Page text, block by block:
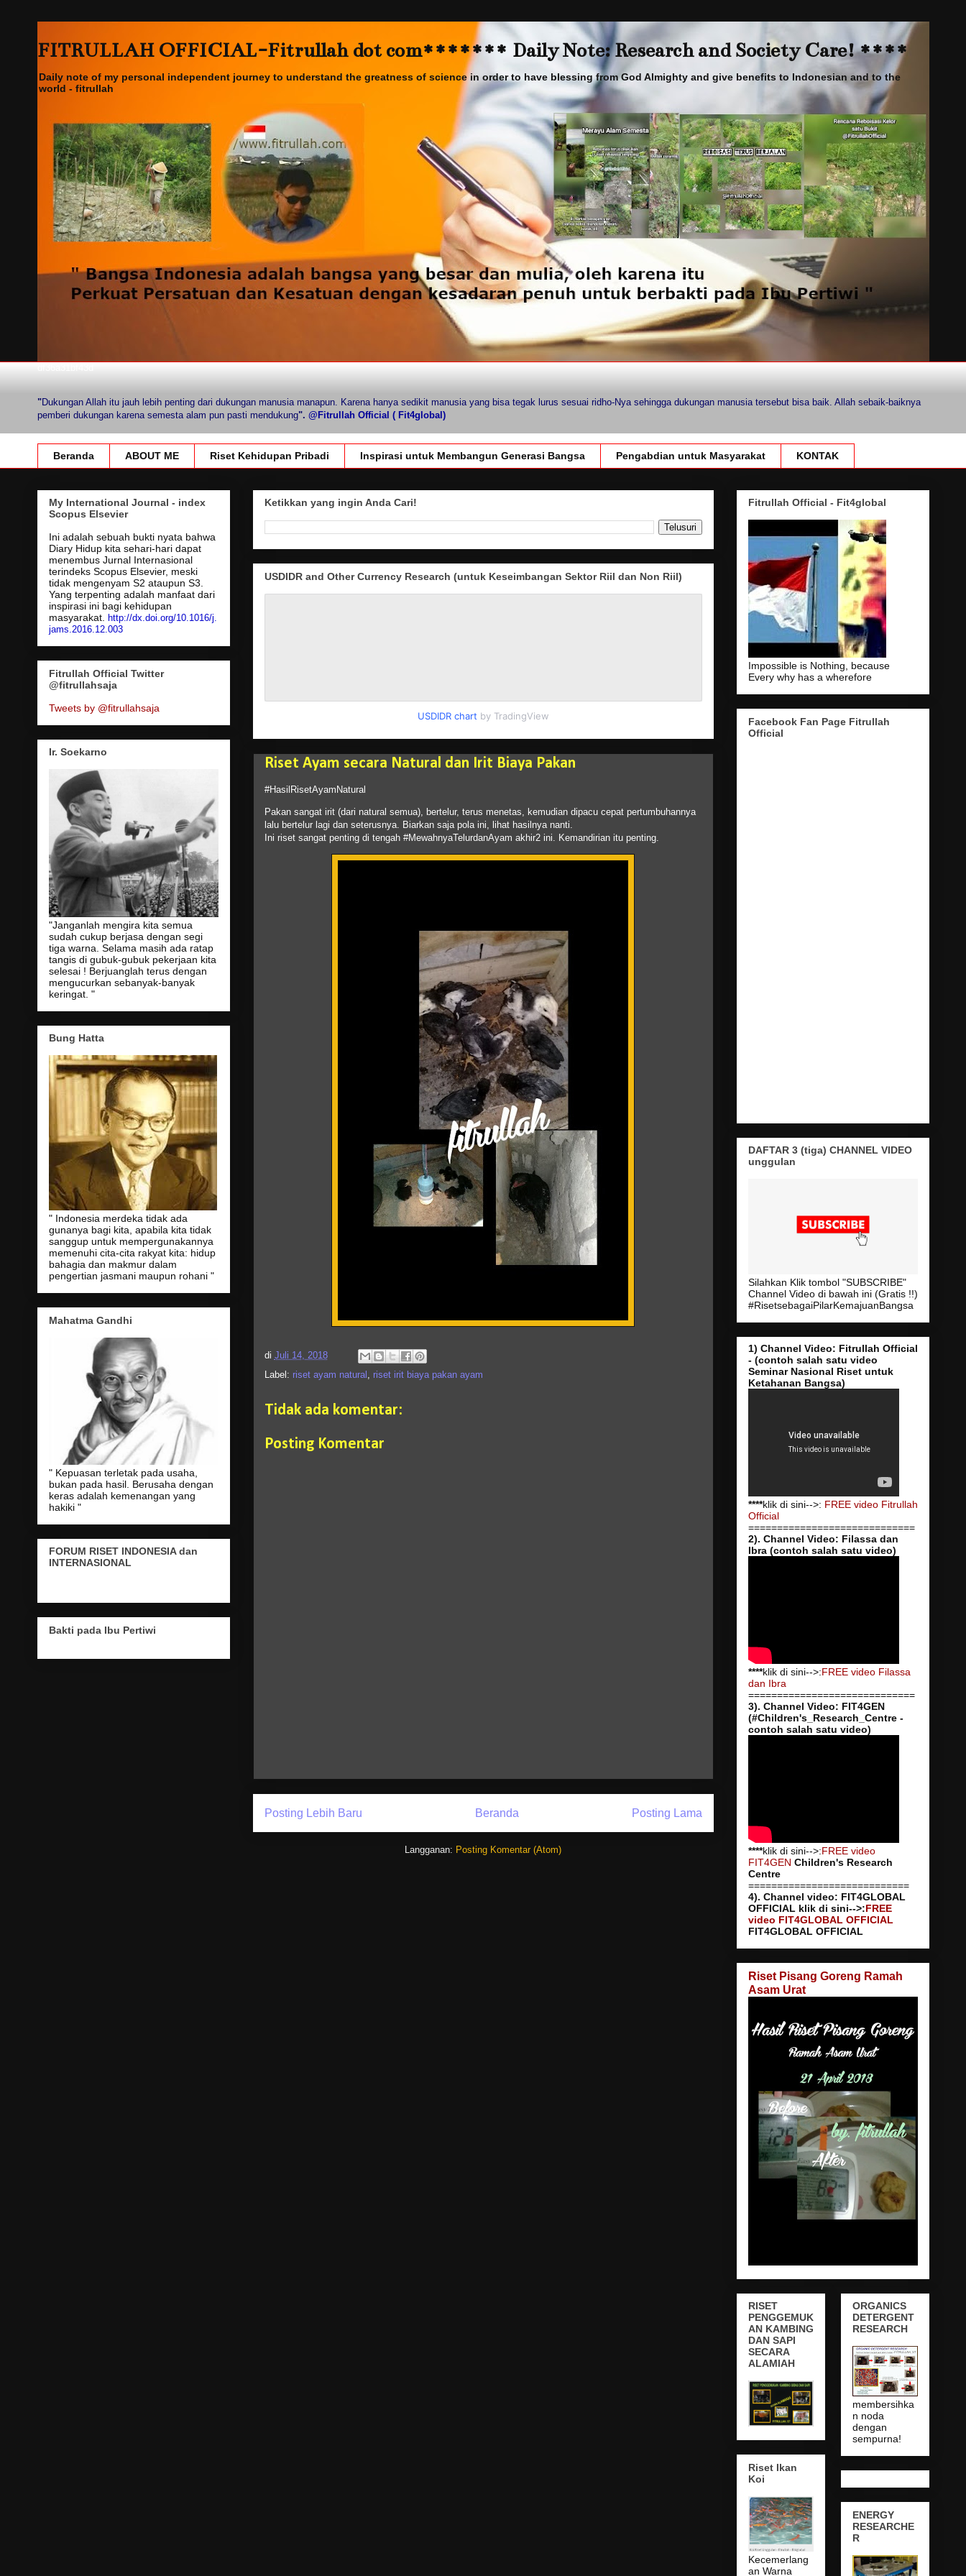
FITRULLAH OFFICIAL-Fitrullah dot com******* Daily Note: Research and Society Care! ****
Daily note of my personal independent journey to understand the greatness of science in order to have blessing from God Almighty and give benefits to Indonesian and to the
world - fitrullah
"Dukungan Allah itu jauh lebih penting dari dukungan manusia manapun. Karena hanya sedikit manusia yang bisa tegak lurus sesuai ridho-Nya sehingga dukungan manusia tersebut bisa baik. Allah sebaik-baiknya
pemberi dukungan karena semesta alam pun pasti mendukung". @Fitrullah Official ( Fit4global)
Beranda ABOUT ME Riset Kehidupan Pribadi Inspirasi untuk Membangun Generasi Bangsa Pengabdian untuk Masyarakat KONTAK
Ketikkan yang ingin Anda Cari!
USDIDR and Other Currency Research (untuk Keseimbangan Sektor Riil dan Non Riil)
USDIDR chart by TradingView
Riset Ayam secara Natural dan Irit Biaya Pakan
#HasilRisetAyamNatural
Pakan sangat irit (dari natural semua), bertelur, terus menetas, kemudian dipacu cepat pertumbuhannya
lalu bertelur lagi dan seterusnya. Biarkan saja pola ini, lihat hasilnya nanti.
Ini riset sangat penting di tengah #MewahnyaTelurdanAyam akhir2 ini. Kemandirian itu penting.
di Juli 14, 2018
Label: riset ayam natural riset irit biaya pakan ayam
Tidak ada komentar:
Posting Komentar
Posting Lebih Baru Posting Lama
Beranda
Langganan: Posting Komentar (Atom)
My International Journal - index
Scopus Elsevier
Ini adalah sebuah bukti nyata bahwa
Diary Hidup kita sehari-hari dapat
menembus Jurnal Internasional
terindeks Scopus Elsevier, meski
tidak mengenyam S2 ataupun S3.
Yang terpenting adalah manfaat dari
inspirasi ini bagi kehidupan
masyarakat.
http://dx.doi.org/10.1016/j.
jams.2016.12.003
Fitrullah Official Twitter
@fitrullahsaja
Tweets by @fitrullahsaja
Ir. Soekarno
"Janganlah mengira kita semua
sudah cukup berjasa dengan segi
tiga warna. Selama masih ada ratap
tangis di gubuk-gubuk pekerjaan kita
selesai ! Berjuanglah terus dengan
mengucurkan sebanyak-banyak
keringat. "
Bung Hatta
" Indonesia merdeka tidak ada
gunanya bagi kita, apabila kita tidak
sanggup untuk mempergunakannya
memenuhi cita-cita rakyat kita: hidup
bahagia dan makmur dalam
pengertian jasmani maupun rohani "
Mahatma Gandhi
" Kepuasan terletak pada usaha,
bukan pada hasil. Berusaha dengan
keras adalah kemenangan yang
hakiki "
FORUM RISET INDONESIA dan
INTERNASIONAL
Bakti pada Ibu Pertiwi
Fitrullah Official - Fit4global
Impossible is Nothing, because
Every why has a wherefore
Facebook Fan Page Fitrullah
Official
DAFTAR 3 (tiga) CHANNEL VIDEO
unggulan
Silahkan Klik tombol "SUBSCRIBE"
Channel Video di bawah ini (Gratis !!)
#RisetsebagaiPilarKemajuanBangsa
1) Channel Video: Fitrullah Official
- (contoh salah satu video
Seminar Nasional Riset untuk
Ketahanan Bangsa)
****klik di sini-->: FREE video Fitrullah
Official
=============================
2). Channel Video: Filassa dan
Ibra (contoh salah satu video)
****klik di sini-->:FREE video Filassa
dan Ibra
=============================
3). Channel Video: FIT4GEN
(#Children's_Research_Centre -
contoh salah satu video)
****klik di sini-->:FREE video
FIT4GEN Children's Research
Centre
============================
4). Channel video: FIT4GLOBAL
OFFICIAL klik di sini-->:FREE
video FIT4GLOBAL OFFICIAL
FIT4GLOBAL OFFICIAL
Riset Pisang Goreng Ramah
Asam Urat
RISET
PENGGEMUK
AN KAMBING
DAN SAPI
SECARA
ALAMIAH
Riset Ikan
Koi
Kecemerlang
an Warna
ORGANICS
DETERGENT
RESEARCH
membersihka
n noda
dengan
sempurna!
ENERGY
RESEARCHE
R